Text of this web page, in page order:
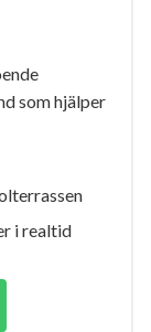
som hjälper
i realtid